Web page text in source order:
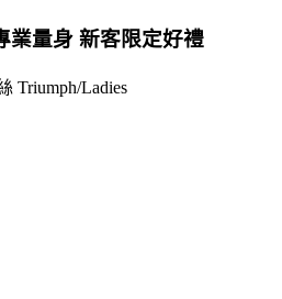
業量身 新客限定好禮
Triumph/Ladies